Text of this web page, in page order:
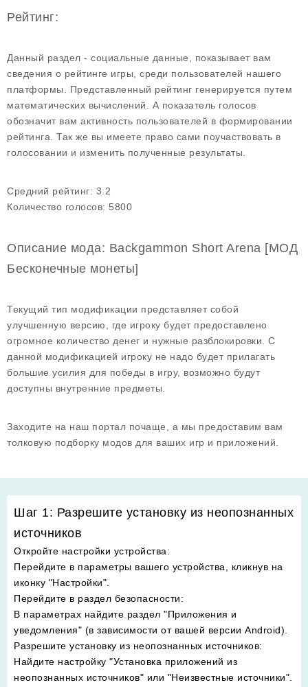
Рейтинг:
Данный раздел - социальные данные, показывает вам
сведения о рейтинге игры, среди пользователей нашего
платформы. Представленный рейтинг генерируется путем
математических вычислений. А показатель голосов
обозначит вам активность пользователей в формировании
рейтинга. Так же вы имеете право сами поучаствовать в
голосовании и изменить полученные результаты.
Средний рейтинг: 3.2
Количество голосов: 5800
Описание мода: Backgammon Short Arena [МОД
Бесконечные монеты]
Текущий тип модификации представляет собой
улучшенную версию, где игроку будет предоставлено
огромное количество денег и нужные разблокировки. С
данной модификацией игроку не надо будет прилагать
большие усилия для победы в игру, возможно будут
доступны внутренние предметы.
Заходите на наш портал почаще, а мы предоставим вам
толковую подборку модов для ваших игр и приложений.
Шаг 1: Разрешите установку из неопознанных
источников
Откройте настройки устройства:
Перейдите в параметры вашего устройства, кликнув на
иконку "Настройки".
Перейдите в раздел безопасности:
В параметрах найдите раздел "Приложения и
уведомления" (в зависимости от вашей версии Android).
Разрешите установку из неопознанных источников:
Найдите настройку "Установка приложений из
неопознанных источников" или "Неизвестные источники".